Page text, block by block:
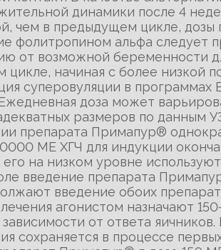
динамики после 4
чем в предыдущем цикле,
фолитропином альфа следует
от возможной беременности
начиная с более низкой
суперовуляции в
доза может
размеров по данным
препарата Примапур®
МЕ ХГЧ для индукции
на низком уровне
введение препарата
введение обоих
агонистом назначают
от ответа
сохраняется в процессе